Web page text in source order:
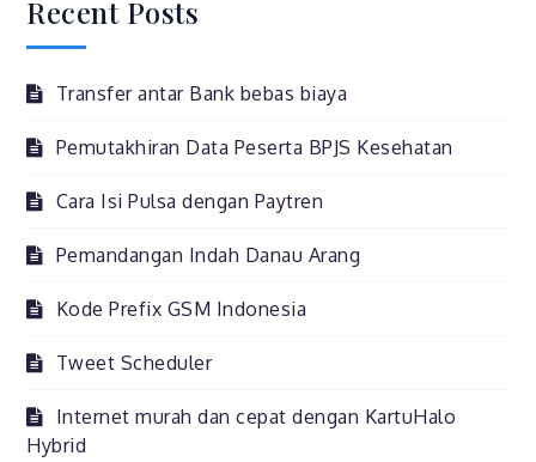
Recent Posts
Transfer antar Bank bebas biaya
Pemutakhiran Data Peserta BPJS Kesehatan
Cara Isi Pulsa dengan Paytren
Pemandangan Indah Danau Arang
Kode Prefix GSM Indonesia
Tweet Scheduler
Internet murah dan cepat dengan KartuHalo
Hybrid